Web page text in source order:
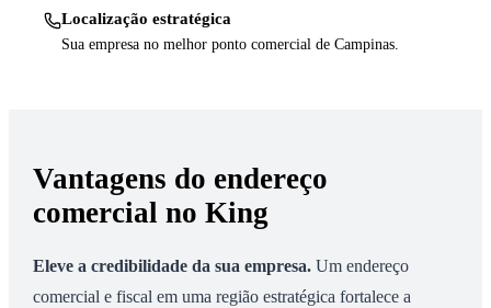
Localização estratégica
Sua empresa no melhor ponto comercial de Campinas.
Vantagens do endereço
comercial no King
Eleve a credibilidade da sua empresa.Um endereço
comercial e fiscal em uma região estratégica fortalece a